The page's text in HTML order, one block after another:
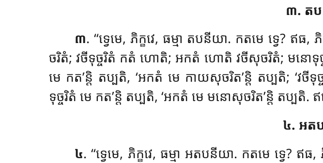
៣. ត
៣. ‘‘ទ្វេមេ, ភិក្ខវេ, ធម្មា តបនីយា. កតមេ ទ្វេ
ចរិតំ; វចីទុច្ចរិតំ កតំ ហោតិ; អកតំ ហោតិ វចីសុចរិតំ; មនោ
មេ កត’ន្តិ តប្បតិ, ‘អកតំ មេ កាយសុចរិត’ន្តិ តប្បតិ; ‘វចីទុ
ទុច្ចរិតំ មេ កត’ន្តិ តប្បតិ, ‘អកតំ មេ មនោសុចរិត’ន្តិ តប្បតិ. ឥ
៤. អត
៤. ‘‘ទ្វេមេ, ភិក្ខវេ, ធម្មា អតបនីយា. កតមេទ្វេ? ឥ